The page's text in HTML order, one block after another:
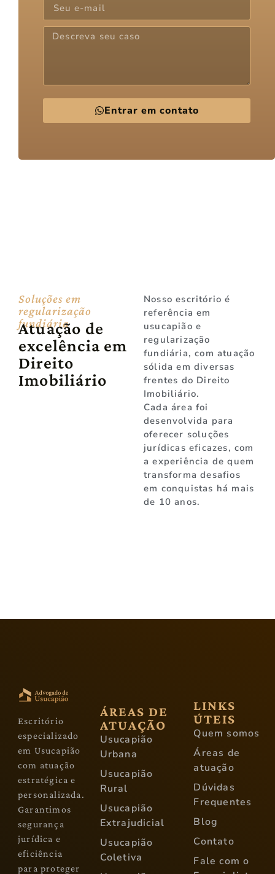
Entrar em contato
Soluções em
regularização
fundiária
Atuação de
excelência em
Direito
Imobiliário
Nosso escritório é
referência em
usucapião e
regularização
fundiária, com atuação
sólida em diversas
frentes do Direito
Imobiliário.
Cada área foi
desenvolvida para
oferecer soluções
jurídicas eficazes, com
a experiência de quem
transforma desafios
em conquistas há mais
de 10 anos.
Escritório
especializado
em Usucapião
com atuação
estratégica e
personalizada.
Garantimos
segurança
jurídica e
eficiência
para proteger
ÁREAS DE
ATUAÇÃO
Usucapião
Urbana
Usucapião
Rural
Usucapião
Extrajudicial
Usucapião
Coletiva
LINKS
ÚTEIS
Quem somos
Áreas de
atuação
Dúvidas
Frequentes
Blog
Contato
Fale com o